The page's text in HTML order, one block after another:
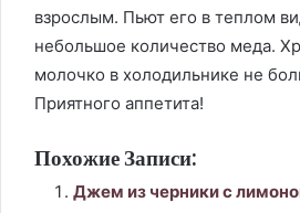
взрослым. Пьют его в теплом
небольшое количество меда.
молочко в холодильнике не
Приятного аппетита!
Похожие Записи:
Джем из черники с